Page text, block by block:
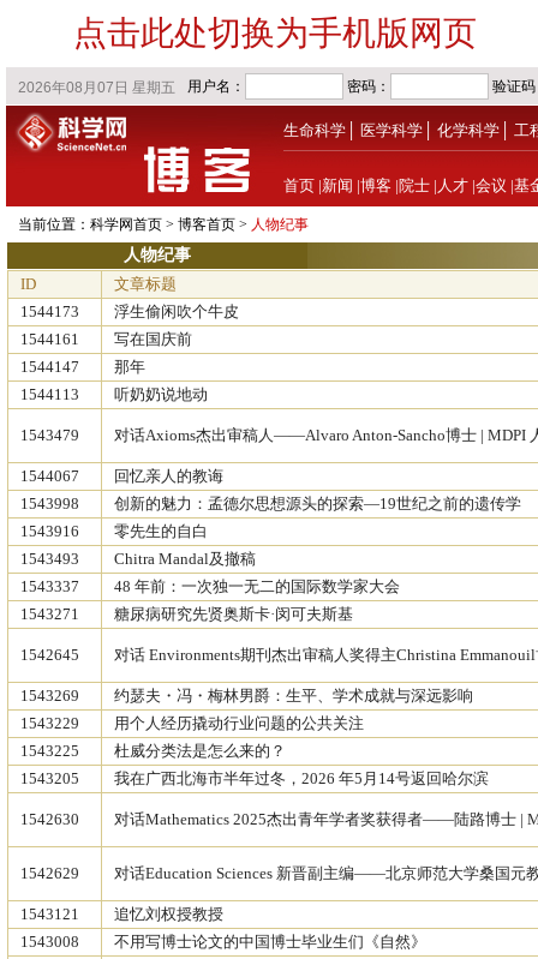
点击此处切换为手机版网页
生命科学 医学科学 化学科学 工
首页 |新闻 |博客 |院士 | 人才 |会议 |基
当前位置： 科学网首页 > 博客首页 > 人物纪事
人物纪事
ID
文章标题
1544173
浮生偷闲吹个牛皮
1544161
写在国庆前
1544147
那年
1544113
听奶奶说地动
1543479 对话Axioms杰出审稿人——Alvaro Anton-Sancho博士 | MDPI
1544067
回忆亲人的教诲
1543998
创新的魅力：孟德尔思想源头的探索—19世纪之前的遗传学
1543916
零先生的自白
1543493
Chitra Mandal及撤稿
1543337
48 年前：一次独一无二的国际数学家大会
1543271
糖尿病研究先贤奥斯卡·闵可夫斯基
1542645 对话 Environments期刊杰出审稿人奖得主Christina
1543269
约瑟夫・冯・梅林男爵：生平、学术成就与深远影响
1543229
用个人经历撬动行业问题的公共关注
1543225
杜威分类法是怎么来的？
1543205
我在广西北海市半年过冬，2026 年5月14号返回哈尔滨
1542630 对话Mathematics 2025杰出青年学者奖获得者——陆路博士 |
1542629 对话Education Sciences 新晋副主编——北京师范大学桑国元
1543121
追忆刘权授教授
1543008
不用写博士论文的中国博士毕业生们《自然》